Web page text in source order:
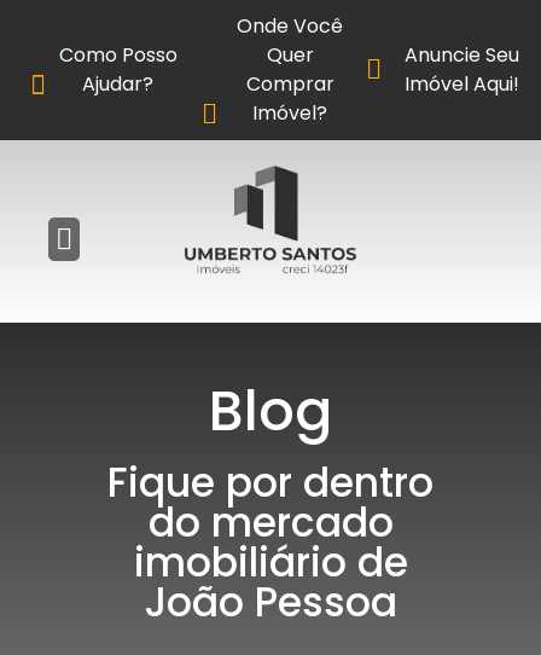
Anuncie Seu
Imóvel Aqui!
Como Posso
Ajudar?
Onde Você
Quer
Comprar
Imóvel?
Blog
Fique por dentro
do mercado
imobiliário de
João Pessoa